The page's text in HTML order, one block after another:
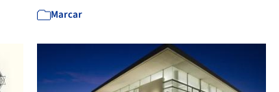
Marcar